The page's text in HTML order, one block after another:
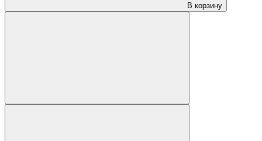
В корзину